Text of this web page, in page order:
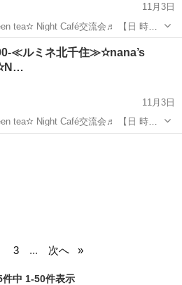
11月3日
Night Café交流会♬ 【日 時】
・途中退出ご自由にOK！ 【会
参加者募集
≪ルミネ北千住≫✫nana’s
11月3日
Night Café交流会♬ 【日 時】
中退出ご自由にOK！ 【会 場】
3 ... 次へ
件中 1-50件表示